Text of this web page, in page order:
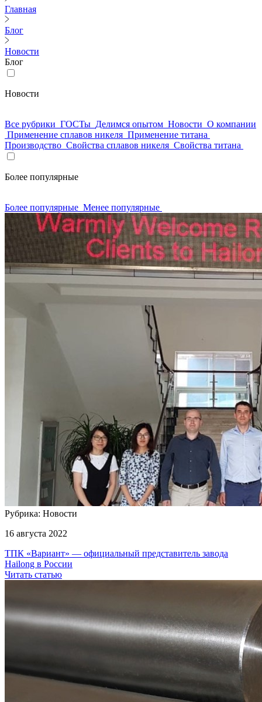
Главная
Блог
Новости
Блог
Новости
Все рубрики ГОСТы Делимся опытом Новости О компании
Применение сплавов никеля Применение титана
Производство Свойства сплавов никеля Свойства титана
Более популярные
Более популярные Менее популярные
Рубрика: Новости
16 августа 2022
ТПК «Вариант» — официальный представитель завода
Hailong в России
Читать статью